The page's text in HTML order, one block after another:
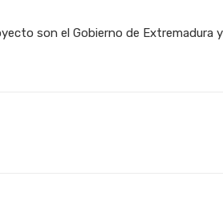
son el Gobierno de Extremadura